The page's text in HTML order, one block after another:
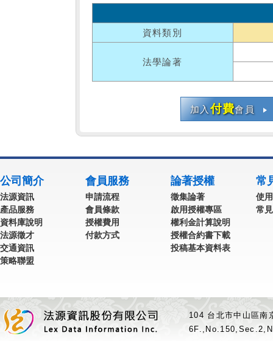
資料類別
法學論著
加入付費會員
公司簡介
法源資訊
產品服務
資料庫說明
法源徵才
交通資訊
策略聯盟
會員服務
申請流程
會員條款
授權費用
付款方式
論著授權
徵集論著
啟用授權專區
權利金計算說明
授權合約書下載
投稿基本資料表
常
使
常
104 台北市中山區